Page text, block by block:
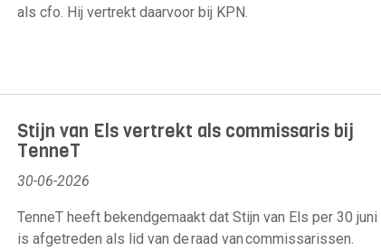
als cfo. Hij vertrekt daarvoor bij KPN.
Stijn van Els vertrekt als commissaris bij
TenneT
30-06-2026
TenneT heeft bekendgemaakt dat Stijn van Els per 30 juni
is afgetreden als lid van de raad van commissarissen.